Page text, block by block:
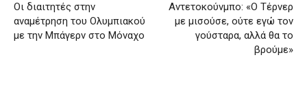
Οι διαιτητές στην
αναμέτρηση του Ολυμπιακού
με την Μπάγερν στο Μόναχο
Αντετοκούνμπο: «Ο Τέρνερ
με μισούσε, ούτε εγώ τον
γούσταρα, αλλά θα το
βρούμε»